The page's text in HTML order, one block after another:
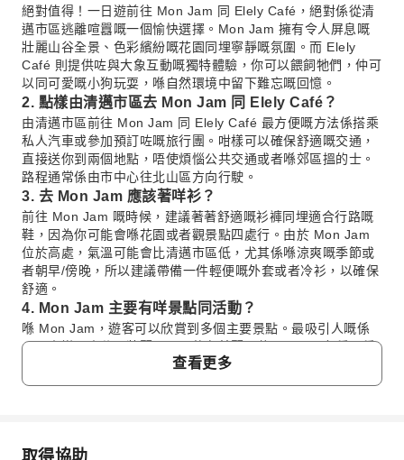
絕對值得！一日遊前往 Mon Jam 同 Elely Café，絕對係從清
邁市區逃離喧囂嘅一個愉快選擇。Mon Jam 擁有令人屏息嘅
壯麗山谷全景、色彩繽紛嘅花園同埋寧靜嘅氛圍。而 Elely
Café 則提供咗與大象互動嘅獨特體驗，你可以餵飼牠們，仲可
以同可愛嘅小狗玩耍，喺自然環境中留下難忘嘅回憶。
2. 點樣由清邁市區去 Mon Jam 同 Elely Café？
由清邁市區前往 Mon Jam 同 Elely Café 最方便嘅方法係搭乘
私人汽車或參加預訂咗嘅旅行團。咁樣可以確保舒適嘅交通，
直接送你到兩個地點，唔使煩惱公共交通或者喺郊區搵的士。
路程通常係由市中心往北山區方向行駛。
3. 去 Mon Jam 應該著咩衫？
前往 Mon Jam 嘅時候，建議著著舒適嘅衫褲同埋適合行路嘅
鞋，因為你可能會喺花園或者觀景點四處行。由於 Mon Jam
位於高處，氣溫可能會比清邁市區低，尤其係喺涼爽嘅季節或
者朝早/傍晚，所以建議帶備一件輕便嘅外套或者冷衫，以確保
舒適。
4. Mon Jam 主要有咩景點同活動？
喺 Mon Jam，遊客可以欣賞到多個主要景點。最吸引人嘅係
四周山巒同山谷嘅壯麗全景。仲有美麗嘅花園，展示各種品種
同顏色嘅花卉，係影相嘅好地方。附近亦有幾間舒適嘅咖啡
館，讓你可以坐低慢慢享受寧靜嘅氛圍，同時品嚐當地嘅飲
查看更多